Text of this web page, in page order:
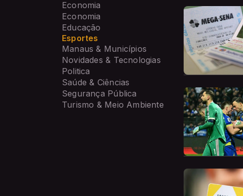
Economia
Economia
Educação
Esportes
Manaus & Municípios
Novidades & Tecnologias
Politica
Saúde & Ciências
Segurança Pública
Turismo & Meio Ambiente